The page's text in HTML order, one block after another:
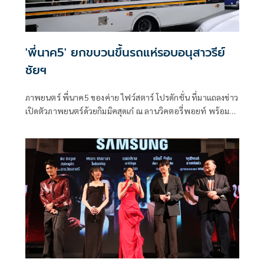
'พี่นาค5' ยกขบวนขึ้นรถแห่รอบอนุสาวรีย์
ชัยฯ
ภาพยนตร์ พี่นาค5 ของค่าย ไฟว์สตาร์ โปรดักชั่น ที่มาแถลงข่าว
เปิดตัวภาพยนตร์ด้วยกิมมิคสุดเก๋ ณ ลานวิคตอรี่พอยท์ พร้อม
รอบอนุสาวรีย์ชัยสมรภูมิ และเปิดประเดิมด้วยโชว์จากศิลปิน
SPRITE(สไปร์ท) ในเพลง ผีพี่นาค ซึ่งเป็นหนึ่งในเพลงประกอบ
ภาพยนตร์ พี่นาค5